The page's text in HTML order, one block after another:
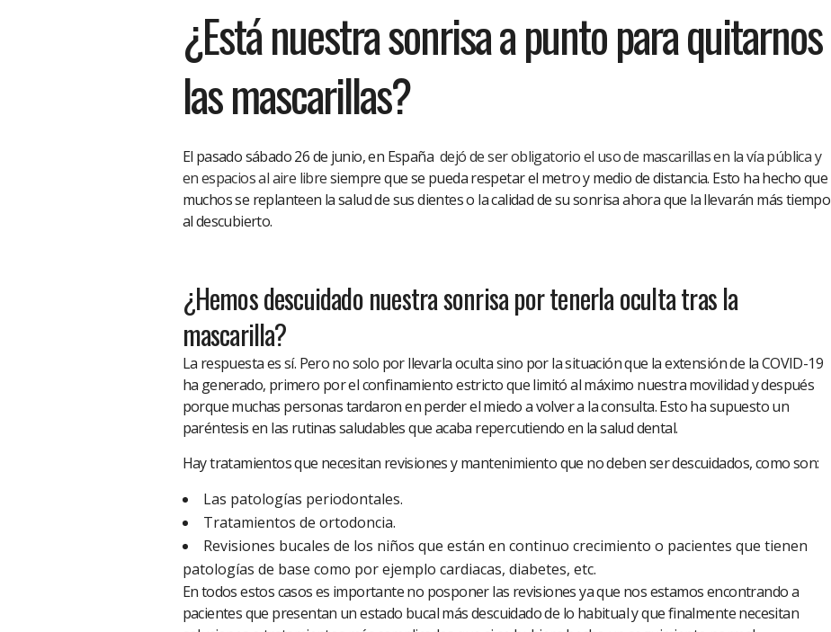
¿Está nuestra sonrisa a punto para quitarnos
las mascarillas?
El pasado sábado 26 de junio, en España dejó de ser obligatorio el uso de mascarillas en la vía pública y
en espacios al aire libresiempre que se pueda respetar el metro y medio de distancia. Esto ha hecho que
muchos se replanteen la salud de sus dientes o la calidad de su sonrisa ahora que la llevarán más tiempo
al descubierto.
¿Hemos descuidado nuestra sonrisa por tenerla oculta tras la
mascarilla?
La respuesta es sí. Pero no solo por llevarla oculta sino por la situación que la extensión de la COVID-19
ha generado, primero por el confinamiento estricto que limitó al máximo nuestra movilidad y después
porque muchas personas tardaron en perder el miedo a volver a la consulta. Esto ha supuesto un
paréntesis en las rutinas saludables que acaba repercutiendo en la salud dental.
Hay tratamientos que necesitan revisiones y mantenimiento que no deben ser descuidados, como son:
Las patologías periodontales.
Tratamientos de ortodoncia.
Revisiones bucales de los niños que están en continuo crecimiento o pacientes que tienen
patologías de base como por ejemplo cardiacas, diabetes, etc.
En todos estos casos es importante no posponer las revisiones ya que nos estamos encontrando a
pacientes que presentan un estado bucal más descuidado de lo habitual y que finalmente necesitan